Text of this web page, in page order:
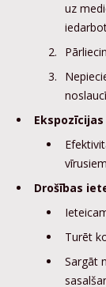
uz
Drošības
Turēt
Sargāt